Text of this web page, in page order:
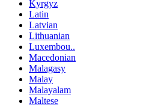
Kyrgyz
Latin
Latvian
Lithuanian
Luxembou..
Macedonian
Malagasy
Malay
Malayalam
Maltese